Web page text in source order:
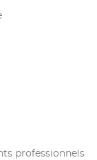
professionnels